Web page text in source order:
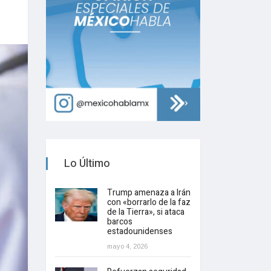
Lo Último
Trump amenaza a Irán
con «borrarlo de la faz
de la Tierra», si ataca
barcos
estadounidenses
mayo 4, 2026